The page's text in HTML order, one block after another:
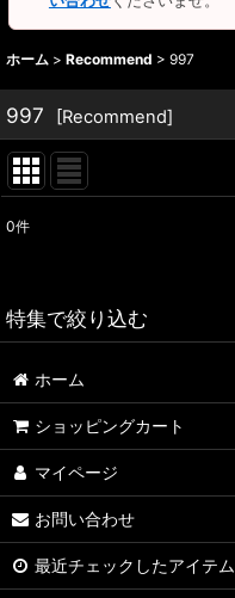
ホーム > Recommend > 997
997 [Recommend]
並び順:
0件
特集で絞り込む
ALFA ROMEO > 156
ALFA ROMEO > 147
ALFA ROMEO > 159
A4
ホーム
ショッピングカート
マイページ
お問い合わせ
最近チェックしたアイテム